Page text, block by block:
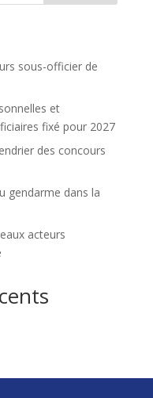
sous-officier de
et
fixé pour 2027
des concours
gendarme dans la
acteurs